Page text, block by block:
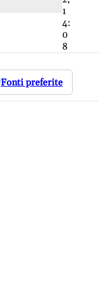
1
4:
0
8
Fonti preferite